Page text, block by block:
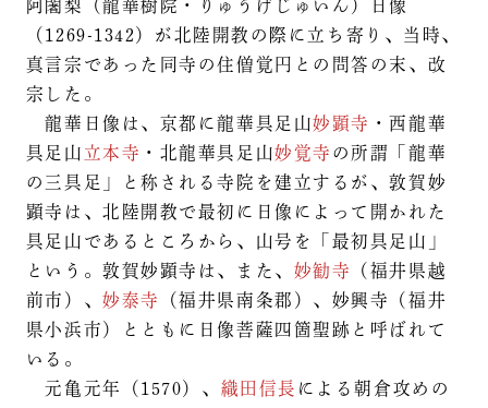
阿闍梨（龍華樹院・りゅうげじゅいん）日像
（1269-1342）が北陸開教の際に立ち寄り、当時、
真言宗であった同寺の住僧覚円との問答の末、改
宗した。
龍華日像は、京都に龍華具足山妙顕寺 ・西龍華
具足山 立本寺 ・北龍華具足山妙覚寺 の所謂「龍華
の三具足」と称される寺院を建立するが、敦賀妙
顕寺は、北陸開教で最初に日像によって開かれた
具足山であるところから、山号を「最初具足山」
という。敦賀妙顕寺は、また、 妙勧寺
（福井県越
前市）、妙泰寺
（福井県南条郡）、妙興寺（福井
県小浜市）とともに日像菩薩四箇聖跡と呼ばれて
いる。
元亀元年（1570）、 織田信長 による朝倉攻めの